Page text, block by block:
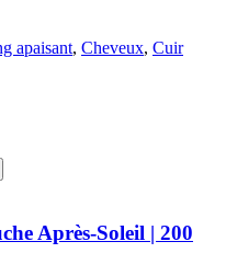
apaisant, Cheveux, Cuir
Après-Soleil | 200